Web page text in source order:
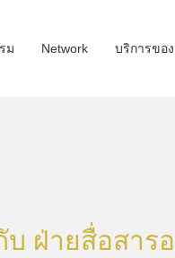
ม Network บริการของ
ฝ่ายสื่อสาร